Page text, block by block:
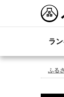
ラ
ふる